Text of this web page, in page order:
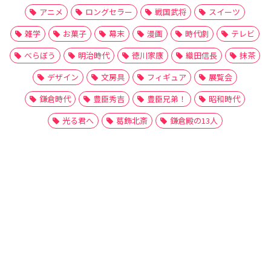
アニメ
ロングセラー 戦国武将
スイーツ
雑学
お菓子 幕末 漫画 時代劇
テレビ
べらぼう
明治時代 徳川家康 織田信長
抹茶
デザイン
文房具 フィギュア
展覧会
鎌倉時代
豊臣秀吉 豊臣兄弟！
昭和時代
光る君へ
葛飾北斎 鎌倉殿の13人